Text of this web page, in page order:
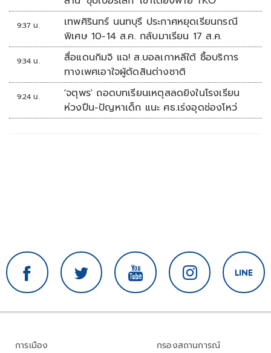
9:37 น.
เทพศิรินทร์ นนทบุรี ประกาศหยุดเรียนกรณี
พิเศษ 10-14 ส.ค. กลับมาเรียน 17 ส.ค.
9:34 น.
สื่อแดนกิมจิ แฉ! ส.บอลเกาหลีใต้ ซื้อบริการ
ทางเพศเอาใจผู้ตัดสินต่างชาติ
9:24 น.
'จตุพร' ถอดบทเรียนเหตุสลดยิงในโรงเรียน
ห่วงปืน-ปัญหาเด็ก แนะ ศธ.เร่งอุดช่องโหว่
การเมือง
กรองสถานการณ์